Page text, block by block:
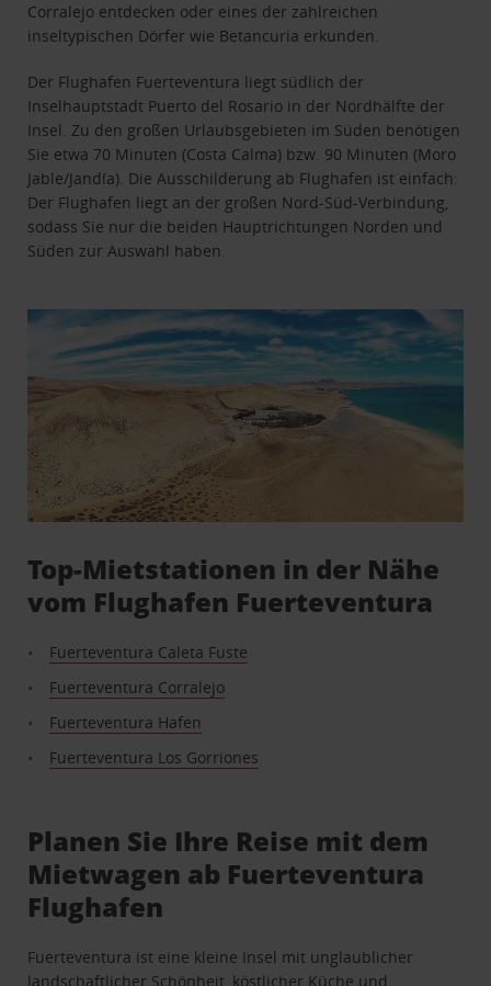
Corralejo entdecken oder eines der zahlreichen
inseltypischen Dörfer wie Betancuria erkunden.
Der Flughafen Fuerteventura liegt südlich der
Inselhauptstadt Puerto del Rosario in der Nordhälfte der
Insel. Zu den großen Urlaubsgebieten im Süden benötigen
Sie etwa 70 Minuten (Costa Calma) bzw. 90 Minuten (Moro
Jable/Jandía). Die Ausschilderung ab Flughafen ist einfach:
Der Flughafen liegt an der großen Nord-Süd-Verbindung,
sodass Sie nur die beiden Hauptrichtungen Norden und
Süden zur Auswahl haben.
Top-Mietstationen in der Nähe
vom Flughafen Fuerteventura
Fuerteventura Caleta Fuste
Fuerteventura Corralejo
Fuerteventura Hafen
Fuerteventura Los Gorriones
Planen Sie Ihre Reise mit dem
Mietwagen ab Fuerteventura
Flughafen
Fuerteventura ist eine kleine Insel mit unglaublicher
landschaftlicher Schönheit, köstlicher Küche und